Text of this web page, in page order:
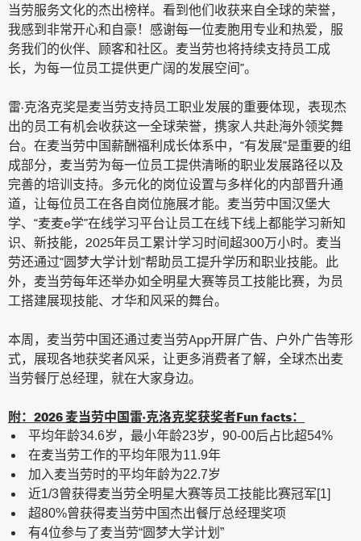
当劳服务文化的杰出榜样。看到他们收获来自全球的荣誉，
我感到非常开心和自豪！感谢每一位麦胞用专业和热爱，服
务我们的伙伴、顾客和社区。麦当劳也将持续支持员工成
长，为每一位员工提供更广阔的发展空间”。
雷·克洛克奖是麦当劳支持员工职业发展的重要体现，表现杰
出的员工有机会收获这一全球荣誉，携家人共赴海外领奖舞
台。在麦当劳中国薪酬福利成长体系中，“有发展”是重要的组
成部分，麦当劳为每一位员工提供清晰的职业发展路径以及
完善的培训支持。多元化的岗位设置与多样化的内部晋升通
道，让每位员工在各自岗位施展才能。麦当劳中国汉堡大
学、“麦麦e学”在线学习平台让员工在线下线上都能学习新知
识、新技能，2025年员工累计学习时间超300万小时。麦当
劳还通过“圆梦大学计划”帮助员工提升学历和职业技能。此
外，麦当劳每年还举办如全明星大赛等员工技能比赛，为员
工搭建展现技能、才华和风采的舞台。
本周，麦当劳中国还通过麦当劳App开屏广告、户外广告等形
式，展现各地获奖者风采，让更多消费者了解，全球杰出麦
当劳餐厅总经理，就在大家身边。
附：2026 麦当劳中国雷·克洛克奖获奖者Fun facts：
平均年龄34.6岁，最小年龄23岁，90-00后占比超54%
在麦当劳工作的平均年限为11.9年
加入麦当劳时的平均年龄为22.7岁
近1/3曾获得麦当劳全明星大赛等员工技能比赛冠军[1]
超80%曾获得麦当劳中国杰出餐厅总经理奖项
有4位参与了麦当劳“圆梦大学计划”